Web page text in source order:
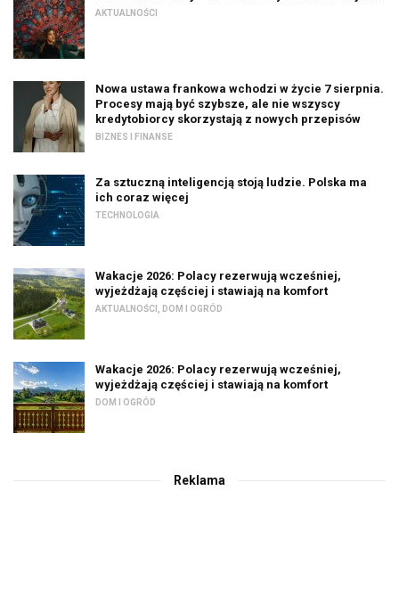
AKTUALNOŚCI
Nowa ustawa frankowa wchodzi w życie 7 sierpnia.
Procesy mają być szybsze, ale nie wszyscy
kredytobiorcy skorzystają z nowych przepisów
BIZNES I FINANSE
Za sztuczną inteligencją stoją ludzie. Polska ma
ich coraz więcej
TECHNOLOGIA
Wakacje 2026: Polacy rezerwują wcześniej,
wyjeżdżają częściej i stawiają na komfort
AKTUALNOŚCI DOM I OGRÓD
Wakacje 2026: Polacy rezerwują wcześniej,
wyjeżdżają częściej i stawiają na komfort
DOM I OGRÓD
Reklama